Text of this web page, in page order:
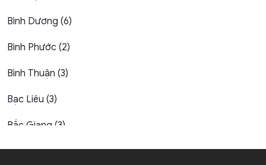
Bình Dương (6)
Bình Phước (2)
Bình Thuận (3)
Bạc Liêu (3)
Bắc Giang (3)
Bắc Kạn (1)